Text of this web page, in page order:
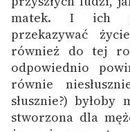
matek. I ich
przekazywać
również do tej
odpowiednio
równie
słusznie?)
stworzona dla